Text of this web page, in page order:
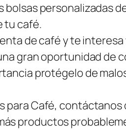
personalizadas
tu café.
de café y te
gran oportunidad de
protégelo de
para Café,
productos